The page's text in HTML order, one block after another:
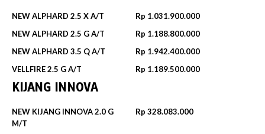
NEW ALPHARD 2.5 X A/T
Rp 1.031.900.000
NEW ALPHARD 2.5 G A/T
Rp 1.188.800.000
NEW ALPHARD 3.5 Q A/T
Rp 1.942.400.000
VELLFIRE 2.5 G A/T
Rp 1.189.500.000
KIJANG INNOVA
NEW KIJANG INNOVA 2.0 G
M/T
Rp 328.083.000